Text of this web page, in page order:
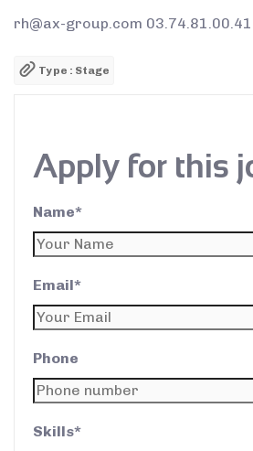
rh@ax-group.com
Type : Stage
Apply for this
Name*
Email*
Phone
Skills*